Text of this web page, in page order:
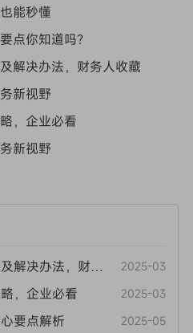
能秒懂
点你知道吗？
解决办法，财务人收藏
新视野
，企业必看
新视野
• 审计过程中的常见问题及解决办法，财务人收藏 2025-03
，企业必看 2025-03
要点解析 2025-05